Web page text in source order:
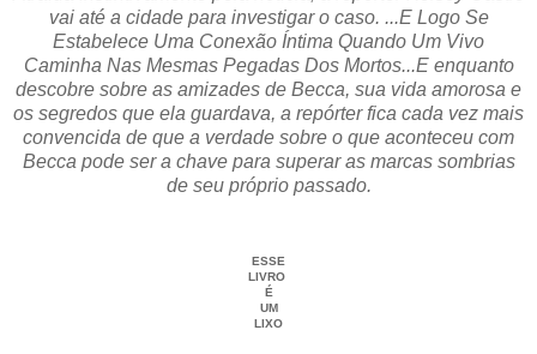
vai até a cidade para investigar o caso. ...E Logo Se
Estabelece Uma Conexão Íntima Quando Um Vivo
Caminha Nas Mesmas Pegadas Dos Mortos...E enquanto
descobre sobre as amizades de Becca, sua vida amorosa e
os segredos que ela guardava, a repórter fica cada vez mais
convencida de que a verdade sobre o que aconteceu com
Becca pode ser a chave para superar as marcas sombrias
de seu próprio passado.
ESSE
LIVRO
É
UM
LIXO